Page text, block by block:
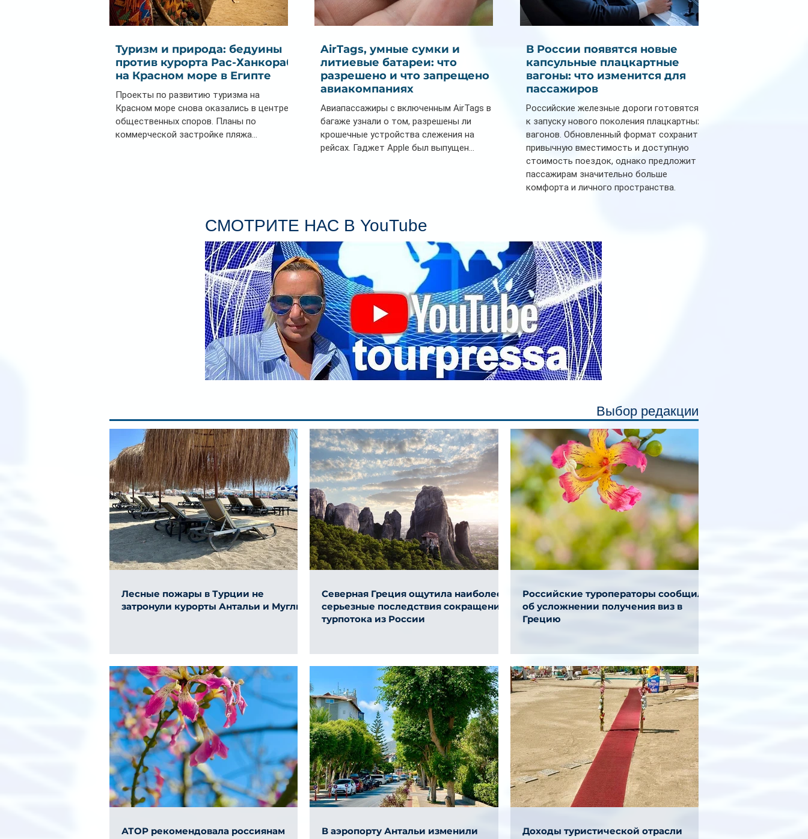
Туризм и природа: бедуины
против курорта Рас-Ханкораб
на Красном море в Египте
Проекты по развитию туризма на
Красном море снова оказались в центре
общественных споров. Планы по
коммерческой застройке пляжа...
AirTags, умные сумки и
литиевые батареи: что
разрешено и что запрещено в
авиакомпаниях
Авиапассажиры с включенным AirTags в
багаже узнали о том, разрешены ли
крошечные устройства слежения на
рейсах. Гаджет Apple был выпущен...
В России появятся новые
капсульные плацкартные
вагоны: что изменится для
пассажиров
Российские железные дороги готовятся
к запуску нового поколения плацкартных
вагонов. Обновленный формат сохранит
привычную вместимость и доступную
стоимость поездок, однако предложит
пассажирам значительно больше
комфорта и личного пространства.
индивидуальные шторки у каждого
спального места. Они позволят
пассажирам закрыть свою полку во
время сна или отдыха, создав ощуще
СМОТРИТЕ НАС В YouTube
Выбор редакции
Лесные пожары в Турции не
затронули курорты Антальи и Муглы
Северная Греция ощутила наиболее
серьезные последствия сокращения
турпотока из России
Российские туроператоры сообщили
об усложнении получения виз в
Грецию
АТОР рекомендовала россиянам
В аэропорту Антальи изменили
Доходы туристической отрасли